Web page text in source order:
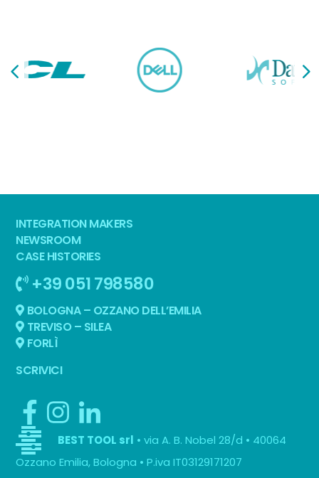
INTEGRATION MAKERS
NEWSROOM
CASE HISTORIES
+39 051 798580
BOLOGNA – OZZANO DELL’EMILIA
TREVISO – SILEA
FORLÌ
SCRIVICI
BEST TOOL srl • via A. B. Nobel 28/d • 40064
Ozzano Emilia, Bologna • P.iva IT03129171207